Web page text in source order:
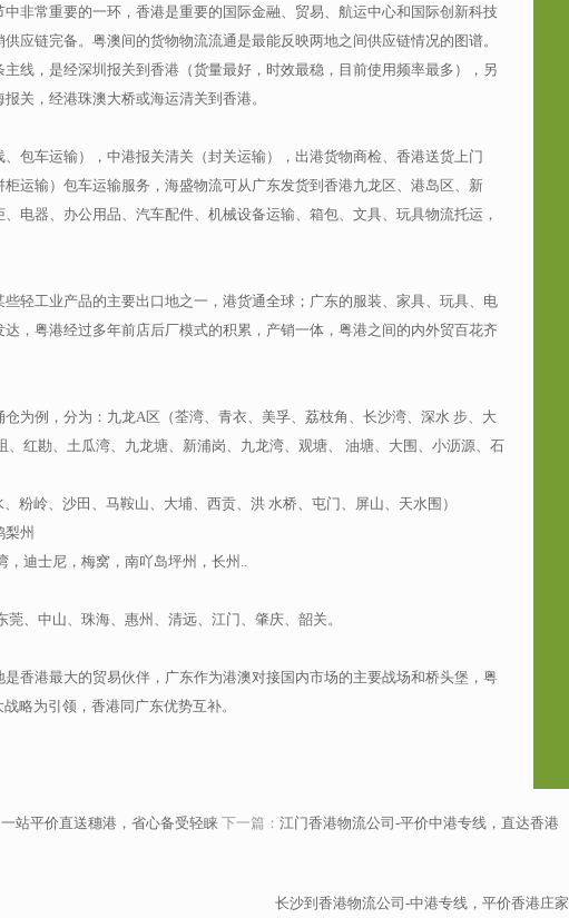
非常重要的一环，香港是重要的国际金融、贸易、航运中心和国际创新科技
应链完备。粤澳间的货物物流流通是最能反映两地之间供应链情况的图谱。
线，是经深圳报关到香港（货量最好，时效最稳，目前使用频率最多），另
关，经港珠澳大桥或海运清关到香港。
包车运输），中港报关清关（封关运输），出港货物商检、香港送货上门
运输）包车运输服务，海盛物流可从广东发货到香港九龙区、港岛区、新
电器、办公用品、汽车配件、机械设备运输、箱包、文具、玩具物流托运，
轻工业产品的主要出口地之一，港货通全球；广东的服装、家具、玩具、电
，粤港经过多年前店后厂模式的积累，产销一体，粤港之间的内外贸百花齐
为例，分为：九龙A区（荃湾、青衣、美孚、荔枝角、长沙湾、深水 步、大
红勘、土瓜湾、九龙塘、新浦岗、九龙湾、观塘、 油塘、大围、小沥源、石
粉岭、沙田、马鞍山、大埔、西贡、洪 水桥、屯门、屏山、天水围）
州
，迪士尼，梅窝，南吖岛坪州，长州..
、中山、珠海、惠州、清远、江门、肇庆、韶关。
香港最大的贸易伙伴，广东作为港澳对接国内市场的主要战场和桥头堡，粤
略为引领，香港同广东优势互补。
站平价直送穗港，省心备受轻睐下一篇： 江门香港物流公司-平价中港专线，直达香港
长沙到香港物流公司-中港专线，平价香港庄家